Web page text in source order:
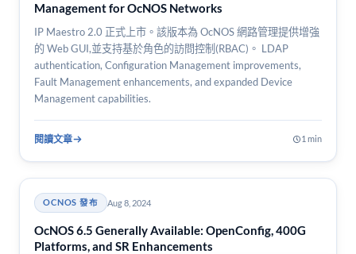
Management for OcNOS Networks
IP Maestro 2.0 正式上市。該版本為 OcNOS 網路管理提供增強
的 Web GUI,並支持基於角色的訪問控制(RBAC)。 LDAP
authentication, Configuration Management improvements,
Fault Management enhancements, and expanded Device
Management capabilities.
閱讀文章 1 min
OCNOS 發布 Aug 8, 2024
OcNOS 6.5 Generally Available: OpenConfig, 400G
Platforms, and SR Enhancements